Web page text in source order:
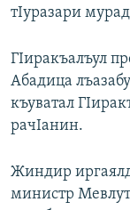
СОЦИАЛЬНЫЕ СЕТИ
Все сайты
тIуразари
ГIиракъалъул
Абадица
къуватал
рачIанин.
Жиндир
министр